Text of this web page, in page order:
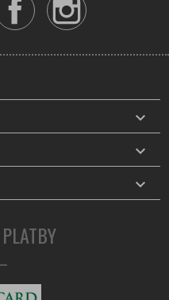
FacebookInstagram


